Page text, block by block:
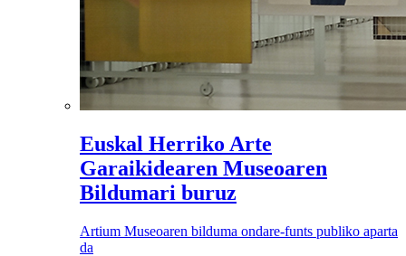
Euskal Herriko Arte
Garaikidearen Museoaren
Bildumari buruz
Artium Museoaren bilduma ondare-funts publiko aparta
da